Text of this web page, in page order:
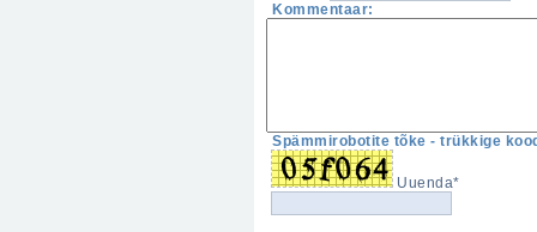
Kommentaar:
Spämmirobotite tõke - trükkige
Uuenda*